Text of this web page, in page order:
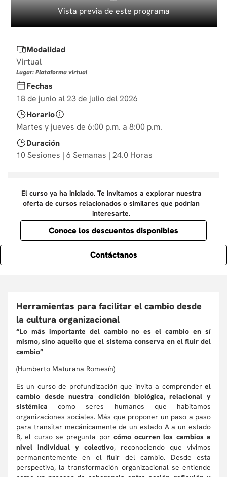
10. diseño Vista previa de este programa
Modalidad
Virtual
Lugar: Plataforma virtual
Fechas
18 de junio al 23 de julio del 2026
Horario
Martes y jueves de 6:00 p.m. a 8:00 p.m.
Duración
10 Sesiones | 6 Semanas | 24.0 Horas
El curso ya ha iniciado. Te invitamos a explorar nuestra
oferta de cursos relacionados o similares que podrían
interesarte.
Conoce los descuentos disponibles
Contáctanos
Herramientas para facilitar el cambio desde
la cultura organizacional
“Lo más importante del cambio no es el cambio en sí
mismo, sino aquello que el sistema conserva en el fluir del
cambio”
(Humberto Maturana Romesín)
Es un curso de profundización que invita a comprenderel
cambio desde nuestra condición biológica, relacional y
sistémicacomo seres humanos que habitamos
organizaciones sociales. Más que proponer un paso a paso
para transitar mecánicamente de un estado A a un estado
B, el curso se pregunta por cómo ocurren los cambios a
nivel individual y colectivo, reconociendo que vivimos
permanentemente en el fluir del cambio. Desde esta
perspectiva, la transformación organizacional se entiende